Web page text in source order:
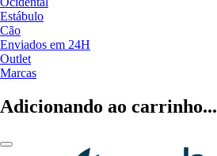
Estábulo
Cão
Enviados em 24H
Outlet
Marcas
Adicionando ao carrinho...